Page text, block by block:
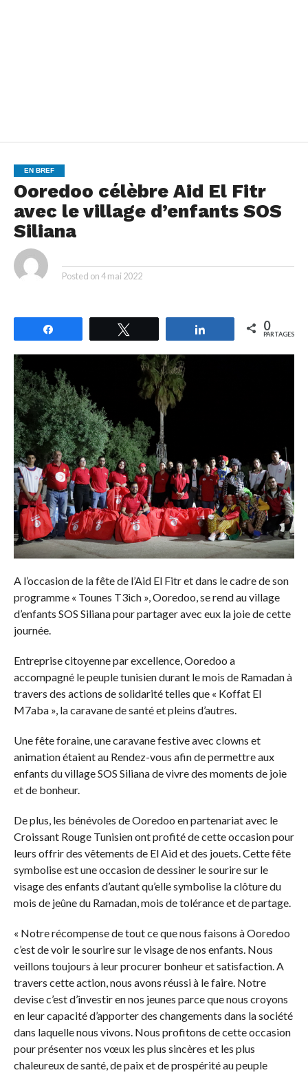
EN BREF
Ooredoo célèbre Aid El Fitr
avec le village d’enfants SOS
Siliana
Posted on4 mai 2022
Partagez 0
PARTAGES
A l’occasion de la fête de l’Aid El Fitr et dans le cadre de son
programme « Tounes T3ich », Ooredoo, se rend au village
d’enfants SOS Siliana pour partager avec eux la joie de cette
journée.
Entreprise citoyenne par excellence, Ooredoo a
accompagné le peuple tunisien durant le mois de Ramadan à
travers des actions de solidarité telles que « Koffat El
M7aba », la caravane de santé et pleins d’autres.
Une fête foraine, une caravane festive avec clowns et
animation étaient au Rendez-vous afin de permettre aux
enfants du village SOS Siliana de vivre des moments de joie
et de bonheur.
De plus, les bénévoles de Ooredoo en partenariat avec le
Croissant Rouge Tunisien ont profité de cette occasion pour
leurs offrir des vêtements de El Aid et des jouets. Cette fête
symbolise est une occasion de dessiner le sourire sur le
visage des enfants d’autant qu’elle symbolise la clôture du
mois de jeûne du Ramadan, mois de tolérance et de partage.
« Notre récompense de tout ce que nous faisons à Ooredoo
c’est de voir le sourire sur le visage de nos enfants. Nous
veillons toujours à leur procurer bonheur et satisfaction. A
travers cette action, nous avons réussi à le faire. Notre
devise c’est d’investir en nos jeunes parce que nous croyons
en leur capacité d’apporter des changements dans la société
dans laquelle nous vivons. Nous profitons de cette occasion
pour présenter nos vœux les plus sincères et les plus
chaleureux de santé, de paix et de prospérité au peuple